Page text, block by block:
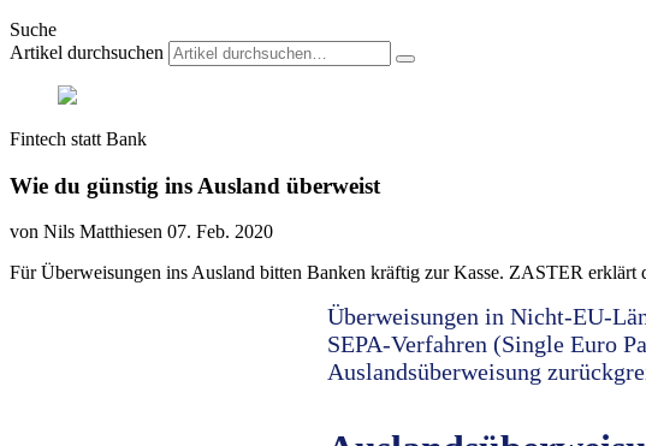
Suche
Artikel durchsuchen
Fintech statt Bank
Wie du günstig ins Ausland überweist
von Nils Matthiesen 07. Feb. 2020
Für Überweisungen ins Ausland bitten Banken kräftig zur Kasse. ZASTER erklärt
Überweisungen in Nicht-EU-
SEPA-Verfahren (Single Euro
Auslandsüberweisung